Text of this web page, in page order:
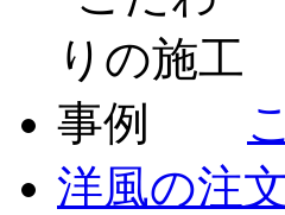
洋風の注